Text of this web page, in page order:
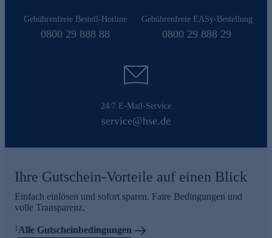
Gebührenfreie Bestell-Hotline
0800 29 888 88
Gebührenfreie EASy-Bestellung
0800 29 888 29
24/7 E-Mail-Service
service@hse.de
Ihre Gutschein-Vorteile auf einen Blick
Einfach einlösen und sofort sparen. Faire Bedingungen und
volle Transparenz.
1 Alle Gutscheinbedingungen